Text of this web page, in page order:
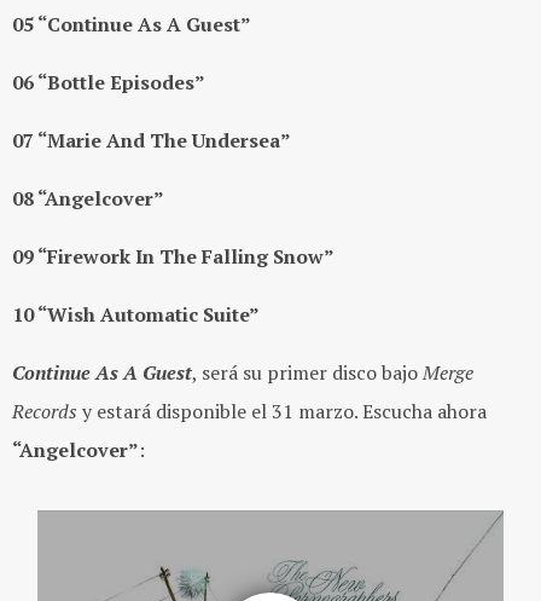
05 “Continue As A Guest”
06 “Bottle Episodes”
07 “Marie And The Undersea”
08 “Angelcover”
09 “Firework In The Falling Snow”
10 “Wish Automatic Suite”
Continue As A Guest, será su primer disco bajoMerge
Records y estará disponible el 31 marzo. Escucha ahora
“Angelcover”: